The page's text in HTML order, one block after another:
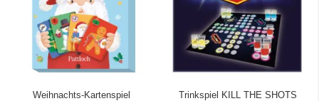
Weihnachts-Kartenspiel
Trinkspiel KILL THE SHOTS